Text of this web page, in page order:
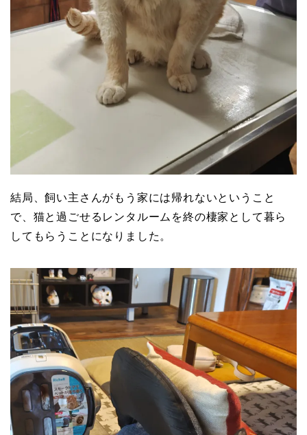
結局、飼い主さんがもう家には帰れないということ
で、猫と過ごせるレンタルームを終の棲家として暮ら
してもらうことになりました。